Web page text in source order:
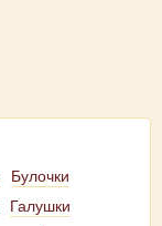
Булочки
Галушки